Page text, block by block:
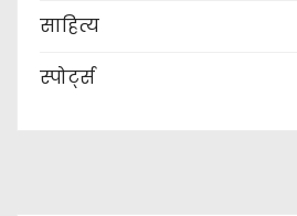
साहित्य
स्पोर्ट्स